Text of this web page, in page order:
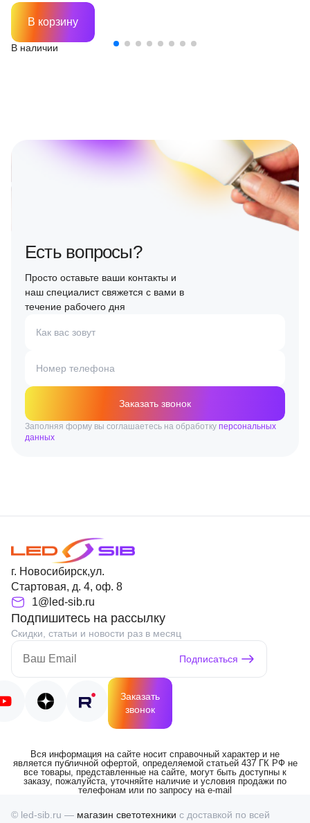
В наличии
В корзину
Есть вопросы?
Просто оставьте ваши контакты и
наш специалист свяжется с вами в
течение рабочего дня
Как вас зовут
Номер телефона
Заказать звонок
Заполняя форму вы соглашаетесь на обработку персональных
данных
г. Новосибирск,ул.
Стартовая, д. 4, оф. 8
1@led-sib.ru
Подпишитесь на рассылку
Скидки, статьи и новости раз в месяц
Подписаться
Заказать
звонок
Вся информация на сайте носит справочный характер и не
является публичной офертой, определяемой статьей 437 ГК РФ не
все товары, представленные на сайте, могут быть доступны к
заказу, пожалуйста, уточняйте наличие и условия продажи по
телефонам или по запросу на e-mail
© led-sib.ru — магазин светотехники с доставкой по всей